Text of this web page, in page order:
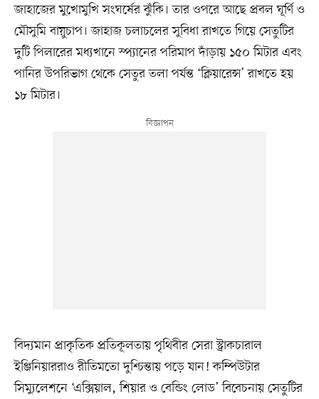
জাহাজের মুখোমুখি সংঘর্ষের ঝুঁকি। তার ওপরে আছে প্রবল ঘূর্ণি ও
মৌসুমি বায়ুচাপ। জাহাজ চলাচলের সুবিধা রাখতে গিয়ে সেতুটির
দুটি পিলারের মধ্যখানে স্প্যানের পরিমাপ দাঁড়ায় ১৫০ মিটার এবং
পানির উপরিভাগ থেকে সেতুর তলা পর্যন্ত ‘ক্লিয়ারেন্স’ রাখতে হয়
১৮ মিটার।
বিদ্যমান প্রাকৃতিক প্রতিকূলতায় পৃথিবীর সেরা স্ট্রাকচারাল
ইঞ্জিনিয়াররাও রীতিমতো দুশ্চিন্তায় পড়ে যান! কম্পিউটার
সিম্যুলেশনে ‘এক্সিয়াল, শিয়ার ও বেন্ডিং লোড’ বিবেচনায় সেতুটির